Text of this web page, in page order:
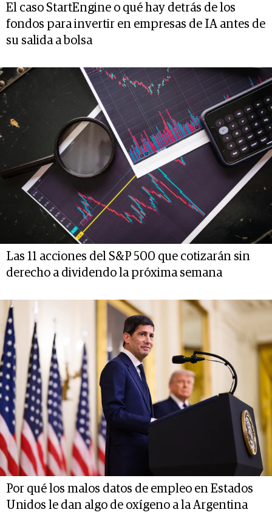
El caso StartEngine o qué hay detrás de los
fondos para invertir en empresas de IA antes de
su salida a bolsa
Las 11 acciones del S&P 500 que cotizarán sin
derecho a dividendo la próxima semana
Por qué los malos datos de empleo en Estados
Unidos le dan algo de oxígeno a la Argentina